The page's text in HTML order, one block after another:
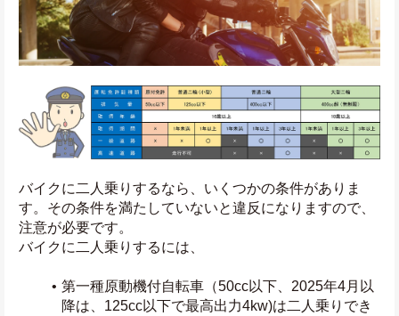
バイクに二人乗りするなら、いくつかの条件がありま
す。その条件を満たしていないと違反になりますので、
注意が必要です。
バイクに二人乗りするには、
第一種原動機付自転車（50cc以下、2025年4月以
降は、125cc以下で最高出力4kw)は二人乗りでき